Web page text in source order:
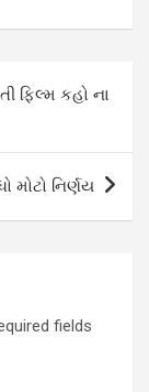
ફિલ્મ કહો ના
મોટો નિર્ણય
fields